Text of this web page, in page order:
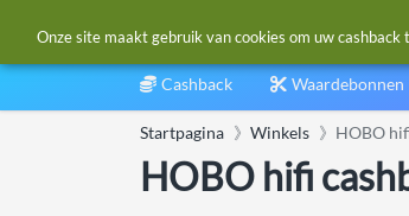
Cashback Waardebonnen
Startpagina Winkels HOBO
HOBO hifi
Onze site maakt gebruik van cookies om uw